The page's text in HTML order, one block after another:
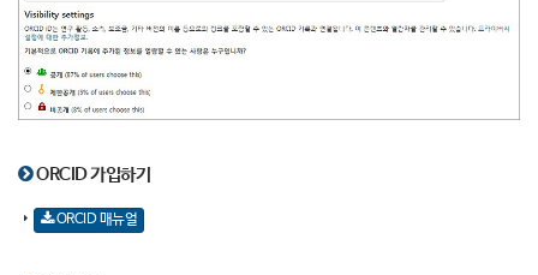
ORCID 가입하기
ORCID 매뉴얼